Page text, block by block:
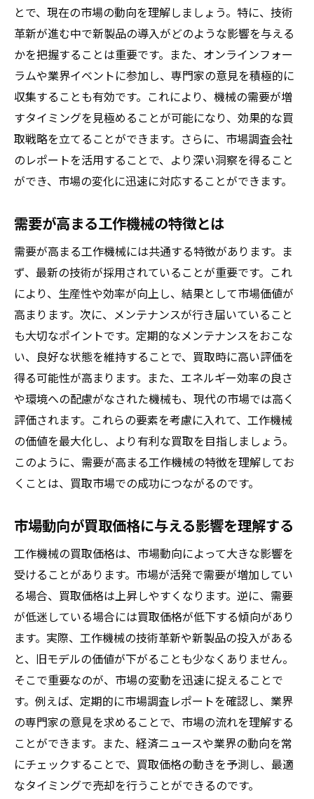
使用頻度に応じたメンテナンスのポイント
故障を未然に防ぐためのメンテナンス戦略
買取前に行うべき機械状態の最終チェック
メンテナンス履歴が評価される理由
プロが推奨する工作機械の保管方法
プロが教える工作機械買取のための最適なタイ
ミングの見極め方
市場の季節変動を利用する
機械寿命と買取タイミングの関係
業界イベントや展示会を活用する
機械の性能向上が買取時期に与える影響
時期を外さないための市場予測技術
工作機械を最大限に活用して買取価格をアップ
させるステップ
機械のパフォーマンスをアピールする方法
買取価格を引き上げるための付加価値の提
案
競合との差別化ポイントを強調する
顧客への使用履歴の透明性を持たせる
機械のアップグレードが与える影響
高価買取を実現するための工作機械の適切な査
定準備
査定前に押さえておくべきポイント
査定士が評価する重要な要素
査定時に持参すべき書類一覧
プロが教える査定交渉術
複数の査定者に依頼するメリット
査定前後のフォローアップの重要性
市場価値を引き出すための工作機械買取の裏技
市場価値を最大化する宣伝戦略
買取業者を選ぶ際の注意点
機械のユニークな特徴を生かした売り込み
とで、現在の市場の動向を理解しましょう。特に、技術
革新が進む中で新製品の導入がどのような影響を与える
かを把握することは重要です。また、オンラインフォー
ラムや業界イベントに参加し、専門家の意見を積極的に
収集することも有効です。これにより、機械の需要が増
すタイミングを見極めることが可能になり、効果的な買
取戦略を立てることができます。さらに、市場調査会社
のレポートを活用することで、より深い洞察を得ること
ができ、市場の変化に迅速に対応することができます。
需要が高まる工作機械の特徴とは
需要が高まる工作機械には共通する特徴があります。ま
ず、最新の技術が採用されていることが重要です。これ
により、生産性や効率が向上し、結果として市場価値が
高まります。次に、メンテナンスが行き届いていること
も大切なポイントです。定期的なメンテナンスをおこな
い、良好な状態を維持することで、買取時に高い評価を
得る可能性が高まります。また、エネルギー効率の良さ
や環境への配慮がなされた機械も、現代の市場では高く
評価されます。これらの要素を考慮に入れて、工作機械
の価値を最大化し、より有利な買取を目指しましょう。
このように、需要が高まる工作機械の特徴を理解してお
くことは、買取市場での成功につながるのです。
市場動向が買取価格に与える影響を理解する
工作機械の買取価格は、市場動向によって大きな影響を
受けることがあります。市場が活発で需要が増加してい
る場合、買取価格は上昇しやすくなります。逆に、需要
が低迷している場合には買取価格が低下する傾向があり
ます。実際、工作機械の技術革新や新製品の投入がある
と、旧モデルの価値が下がることも少なくありません。
そこで重要なのが、市場の変動を迅速に捉えることで
す。例えば、定期的に市場調査レポートを確認し、業界
の専門家の意見を求めることで、市場の流れを理解する
ことができます。また、経済ニュースや業界の動向を常
にチェックすることで、買取価格の動きを予測し、最適
なタイミングで売却を行うことができるのです。